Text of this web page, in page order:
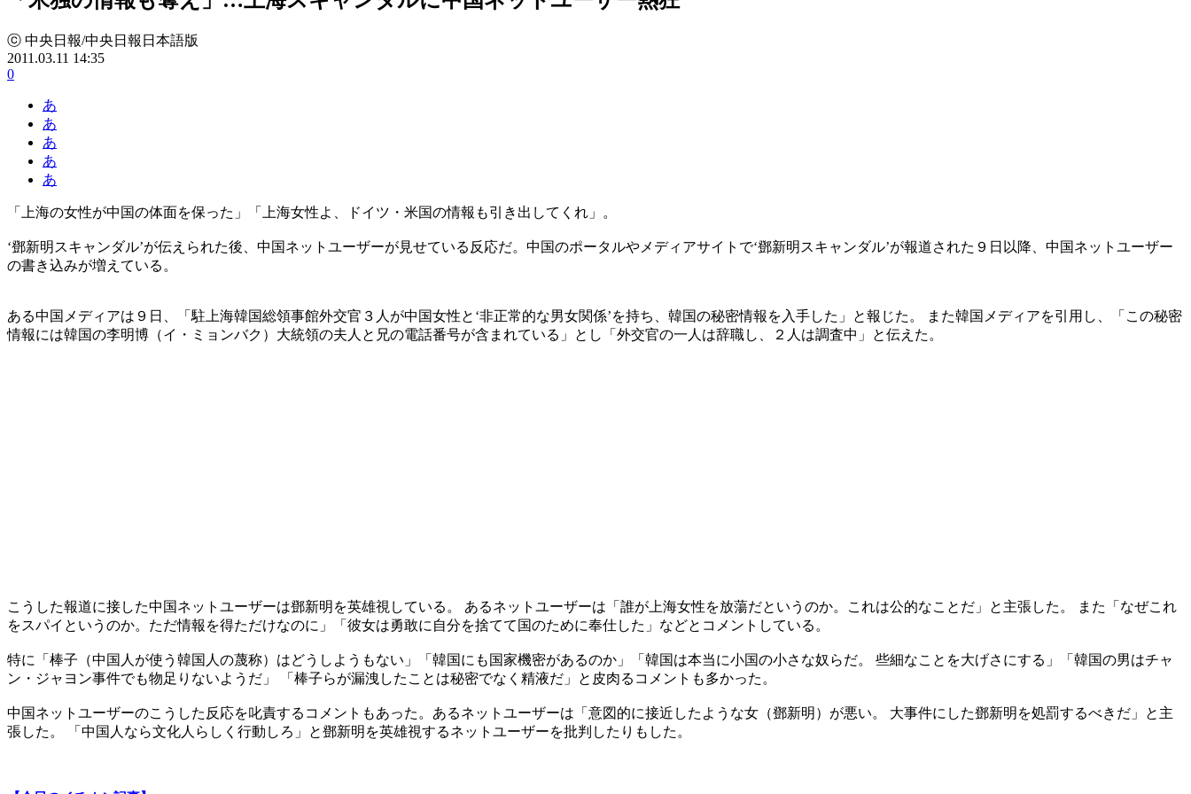
ⓒ 中央日報/中央日報日本語版
2011.03.11 14:35
0
あ
あ
あ
あ
あ
「上海の女性が中国の体面を保った」「上海女性よ、ドイツ・米国の情報も引き出してくれ」。
‘鄧新明スキャンダル’が伝えられた後、中国ネットユーザーが見せている反応だ。中国のポータルやメディアサイトで‘鄧新明スキャンダル’が報道された９日以降、中国ネットユーザー
の書き込みが増えている。
ある中国メディアは９日、「駐上海韓国総領事館外交官３人が中国女性と‘非正常的な男女関係’を持ち、韓国の秘密情報を入手した」と報じた。 また韓国メディアを引用し、「この秘密
情報には韓国の李明博（イ・ミョンバク）大統領の夫人と兄の電話番号が含まれている」とし「外交官の一人は辞職し、２人は調査中」と伝えた。
こうした報道に接した中国ネットユーザーは鄧新明を英雄視している。 あるネットユーザーは「誰が上海女性を放蕩だというのか。これは公的なことだ」と主張した。 また「なぜこれ
をスパイというのか。ただ情報を得ただけなのに」「彼女は勇敢に自分を捨てて国のために奉仕した」などとコメントしている。
特に「棒子（中国人が使う韓国人の蔑称）はどうしようもない」「韓国にも国家機密があるのか」「韓国は本当に小国の小さな奴らだ。 些細なことを大げさにする」「韓国の男はチャ
ン・ジャヨン事件でも物足りないようだ」 「棒子らが漏洩したことは秘密でなく精液だ」と皮肉るコメントも多かった。
中国ネットユーザーのこうした反応を叱責するコメントもあった。あるネットユーザーは「意図的に接近したような女（鄧新明）が悪い。 大事件にした鄧新明を処罰するべきだ」と主
張した。 「中国人なら文化人らしく行動しろ」と鄧新明を英雄視するネットユーザーを批判したりもした。